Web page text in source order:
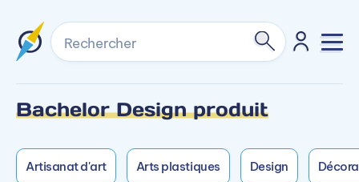
Rechercher
Bachelor Design produit
Artisanat d'art Arts plastiques Design
Formation non dispensée en alternance sur ce
Formation non dispensée en mixte sur ce